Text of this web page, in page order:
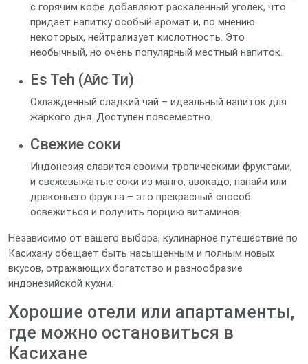
с горячим кофе добавляют раскаленный уголек, что
придает напитку особый аромат и, по мнению
некоторых, нейтрализует кислотность. Это
необычный, но очень популярный местный напиток.
Es Teh (Айс Ти)
Охлажденный сладкий чай – идеальный напиток для
жаркого дня. Доступен повсеместно.
Свежие соки
Индонезия славится своими тропическими фруктами,
и свежевыжатые соки из манго, авокадо, папайи или
драконьего фрукта – это прекрасный способ
освежиться и получить порцию витаминов.
Независимо от вашего выбора, кулинарное путешествие по
Касихану обещает быть насыщенным и полным новых
вкусов, отражающих богатство и разнообразие
индонезийской кухни.
Хорошие отели или апартаменты,
где можно остановиться в
Касихане